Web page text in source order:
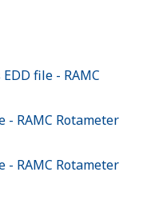
file - RAMC
- RAMC Rotameter
- RAMC Rotameter